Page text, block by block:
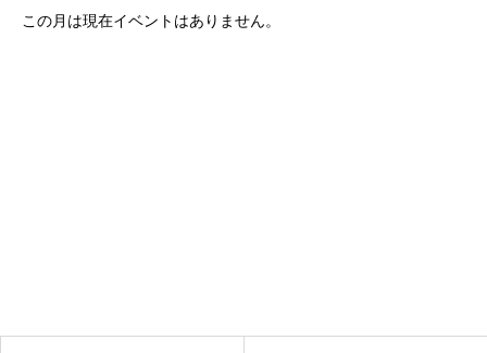
この月は現在イベントはありません。